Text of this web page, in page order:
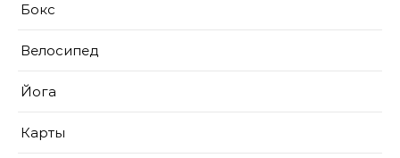
Бокс
Велосипед
Йога
Карты